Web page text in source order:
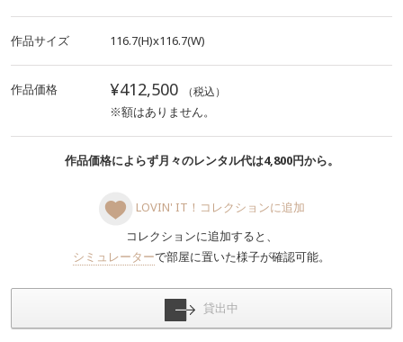
作品サイズ 116.7(H)x116.7(W)
作品価格 ¥412,500 （税込）
※額はありません。
作品価格によらず月々のレンタル代は4,800円から。
LOVIN' IT！コレクションに追加
コレクションに追加すると、
シミュレーターで部屋に置いた様子が確認可能。
貸出中